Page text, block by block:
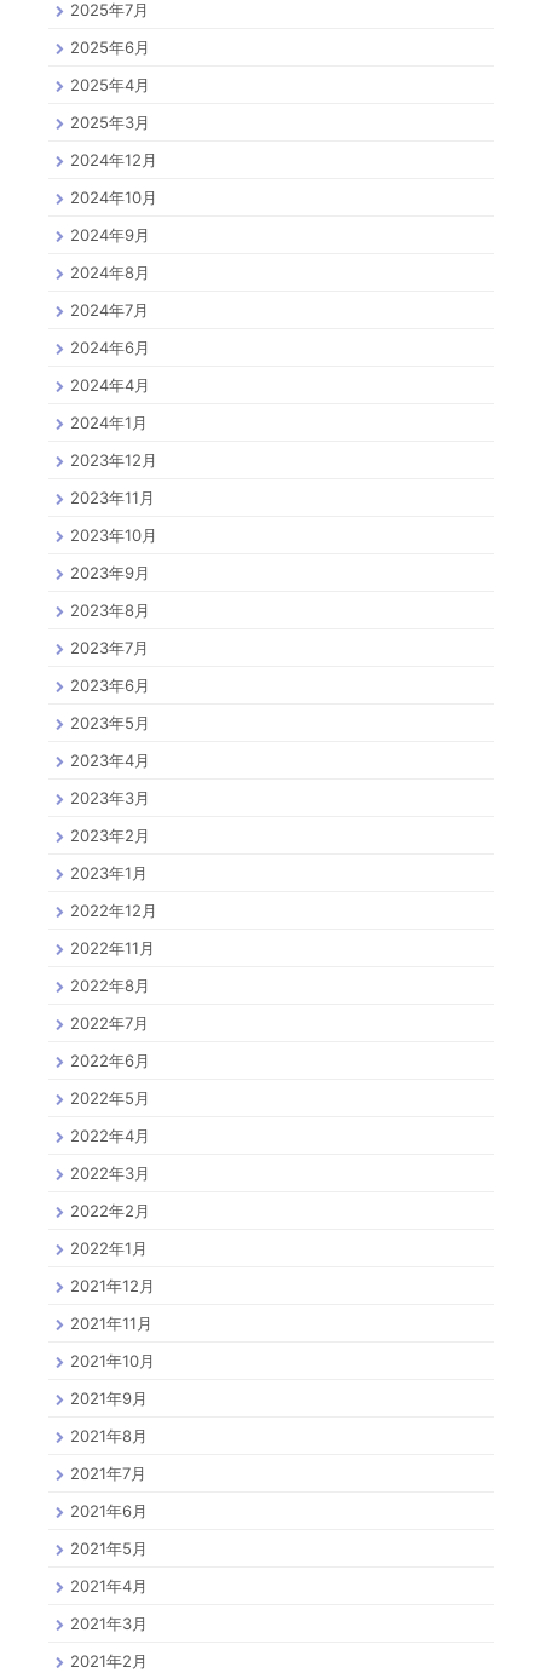
2025年7月
2025年6月
2025年4月
2025年3月
2024年12月
2024年10月
2024年9月
2024年8月
2024年7月
2024年6月
2024年4月
2024年1月
2023年12月
2023年11月
2023年10月
2023年9月
2023年8月
2023年7月
2023年6月
2023年5月
2023年4月
2023年3月
2023年2月
2023年1月
2022年12月
2022年11月
2022年8月
2022年7月
2022年6月
2022年5月
2022年4月
2022年3月
2022年2月
2022年1月
2021年12月
2021年11月
2021年10月
2021年9月
2021年8月
2021年7月
2021年6月
2021年5月
2021年4月
2021年3月
2021年2月